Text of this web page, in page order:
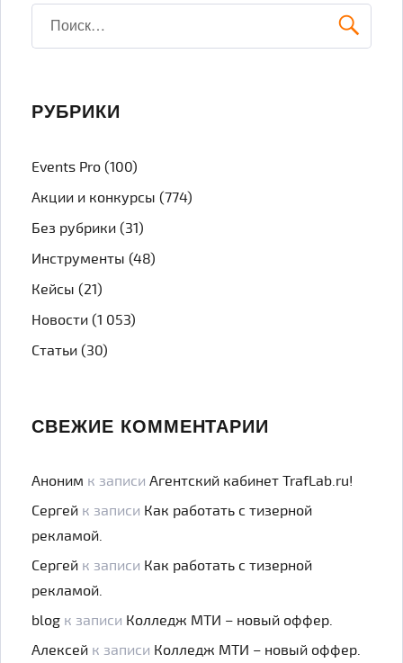
Искать:
РУБРИКИ
Events Pro (100)
Акции и конкурсы (774)
Без рубрики (31)
Инструменты (48)
Кейсы (21)
Новости (1 053)
Статьи (30)
СВЕЖИЕ КОММЕНТАРИИ
Аноним к записиАгентский кабинет TrafLab.ru!
Сергей к записи Как работать с тизерной
рекламой.
Сергей к записи Как работать с тизерной
рекламой.
blog к записи Колледж МТИ – новый оффер.
Алексей к записи Колледж МТИ – новый оффер.